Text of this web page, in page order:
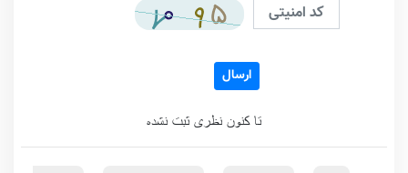
ارسال
تا کنون نظری ثبت نشده